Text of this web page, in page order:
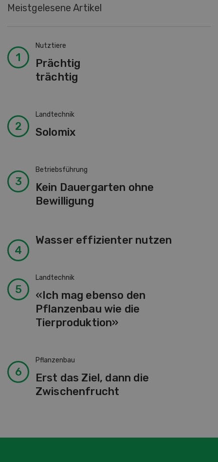
Meistgelesene Artikel
Nutztiere
Prächtig
trächtig
Landtechnik
Solomix
Betriebsführung
Kein Dauergarten ohne
Bewilligung
Wasser effizienter nutzen
Landtechnik
«Ich mag ebenso den
Pflanzenbau wie die
Tierproduktion»
Pflanzenbau
Erst das Ziel, dann die
Zwischenfrucht